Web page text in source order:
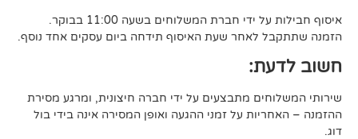
חברת המשלוחים בשעה 11:00 בבוקר.
לאחר שעת האיסוף תידחה ביום עסקים אחד נוסף.
מתבצעים על ידי חברה חיצונית, ומרגע מסירת
על זמני ההגעה ואופן המסירה אינה בידי בול